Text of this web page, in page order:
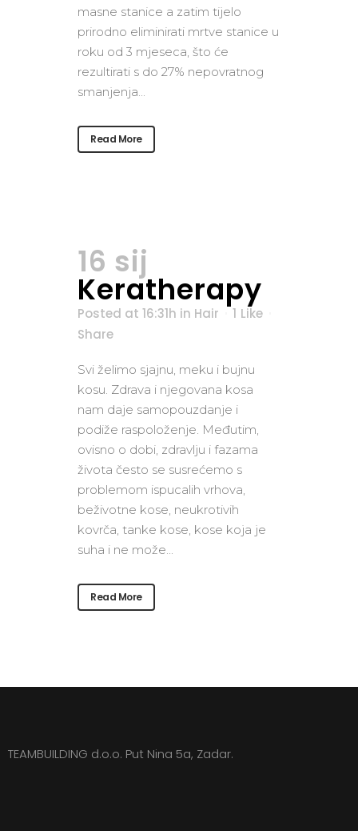
masne stanice a zatim tijelo
prirodno eliminirati mrtve stanice u
roku od 3 mjeseca, što će
rezultirati s do 27% nepovratnog
smanjenja...
Read More
16 sij
Keratherapy
Posted at 16:31h in Hair 1 Like
Share
Svi želimo sjajnu, meku i bujnu
kosu. Zdrava i njegovana kosa
nam daje samopouzdanje i
podiže raspoloženje. Međutim,
ovisno o dobi, zdravlju i fazama
života često se susrećemo s
problemom ispucalih vrhova,
beživotne kose, neukrotivih
kovrča, tanke kose, kose koja je
suha i ne može...
Read More
TEAMBUILDING d.o.o. Put Nina 5a, Zadar.